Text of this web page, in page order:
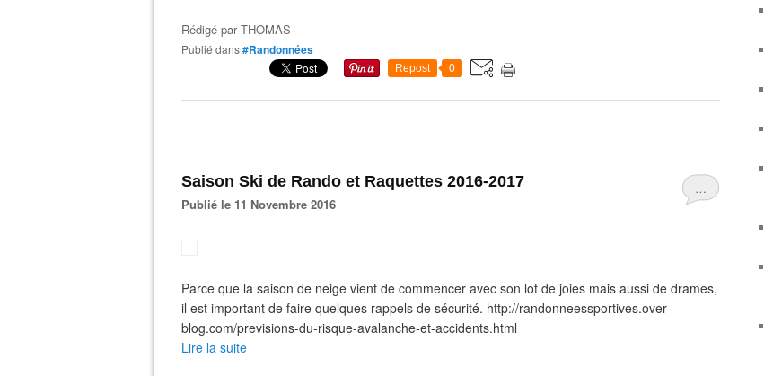
Rédigé parTHOMAS
Publié dans#Randonnées
Repost 0
…
Saison Ski de Rando et Raquettes 2016-2017
Publié le 11 Novembre 2016
Parce que la saison de neige vient de commencer avec son lot de joies mais aussi de drames,
il est important de faire quelques rappels de sécurité. http://randonneessportives.over-
blog.com/previsions-du-risque-avalanche-et-accidents.html
Lire la suite